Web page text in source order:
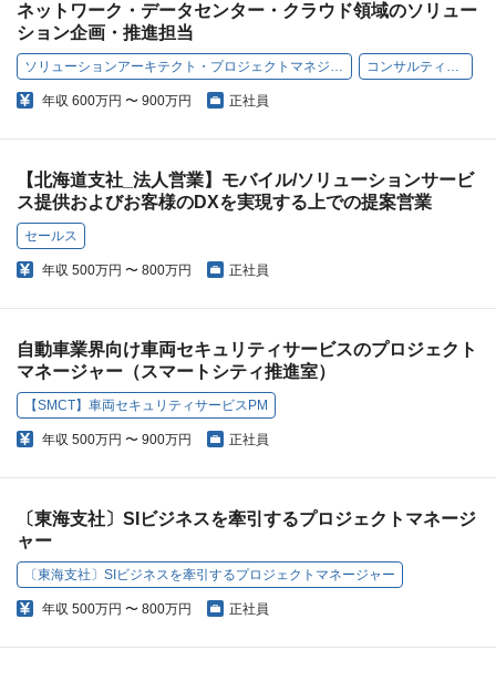
ネットワーク・データセンター・クラウド領域のソリュー
ション企画・推進担当
ソリューションアーキテクト・プロジェクトマネジメント コンサルティング
年収 600万円 〜 900万円 正社員
【北海道支社_法人営業】モバイル/ソリューションサービ
ス提供およびお客様のDXを実現する上での提案営業
セールス
年収 500万円 〜 800万円 正社員
自動車業界向け車両セキュリティサービスのプロジェクト
マネージャー（スマートシティ推進室）
【SMCT】車両セキュリティサービスPM
年収 500万円 〜 900万円 正社員
〔東海支社〕SIビジネスを牽引するプロジェクトマネージ
ャー
〔東海支社〕SIビジネスを牽引するプロジェクトマネージャー
年収 500万円 〜 800万円 正社員